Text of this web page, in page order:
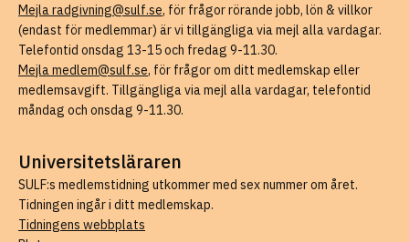
Mejla radgivning@sulf.se, för frågor rörande jobb, lön & villkor
(endast för medlemmar) är vi tillgängliga via mejl alla vardagar.
Telefontid onsdag 13-15 och fredag 9-11.30.
Mejla medlem@sulf.se, för frågor om ditt medlemskap eller
medlemsavgift. Tillgängliga via mejl alla vardagar, telefontid
måndag och onsdag 9-11.30.
Universitetsläraren
SULF:s medlemstidning utkommer med sex nummer om året.
Tidningen ingår i ditt medlemskap.
Tidningens webbplats